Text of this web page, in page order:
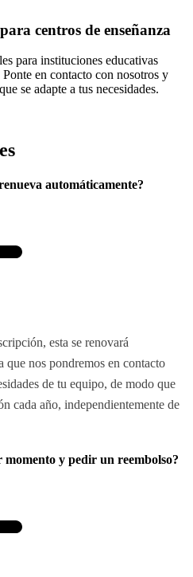
centros de enseñanza
para instituciones educativas
en contacto con nosotros y
se adapte a tus necesidades.
automáticamente?
esta se renovará
que nos pondremos en contacto
de tu equipo, de modo que
cada año, independientemente de
momento y pedir un reembolso?